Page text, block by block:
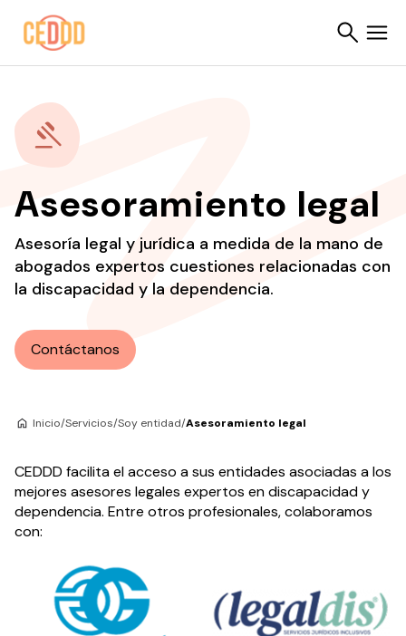
Asesoramiento legal
Asesoría legal y jurídica a medida de la mano de
abogados expertos cuestiones relacionadas con
la discapacidad y la dependencia.
Contáctanos
Inicio/Servicios/Soy entidad/Asesoramiento legal
CEDDD facilita el acceso a sus entidades asociadas a los
mejores asesores legales expertos en discapacidad y
dependencia. Entre otros profesionales, colaboramos
con: